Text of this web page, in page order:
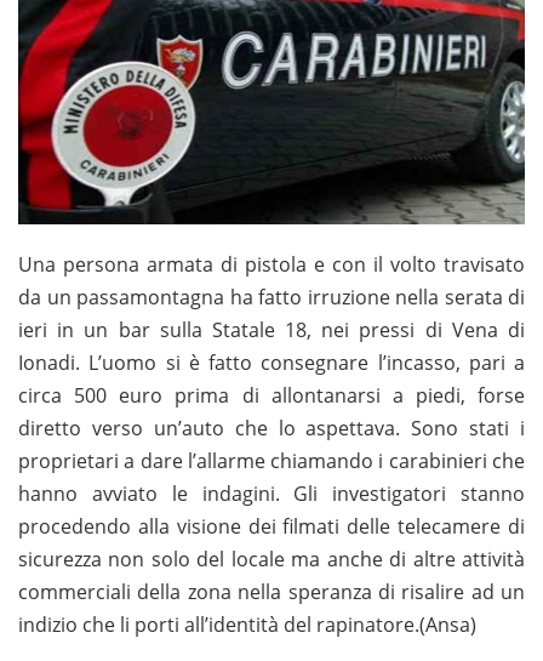
Una persona armata di pistola e con il volto travisato
da un passamontagna ha fatto irruzione nella serata di
ieri in un bar sulla Statale 18, nei pressi di Vena di
Ionadi. L’uomo si è fatto consegnare l’incasso, pari a
circa 500 euro prima di allontanarsi a piedi, forse
diretto verso un’auto che lo aspettava. Sono stati i
proprietari a dare l’allarme chiamando i carabinieri che
hanno avviato le indagini. Gli investigatori stanno
procedendo alla visione dei filmati delle telecamere di
sicurezza non solo del locale ma anche di altre attività
commerciali della zona nella speranza di risalire ad un
indizio che li porti all’identità del rapinatore.(Ansa)